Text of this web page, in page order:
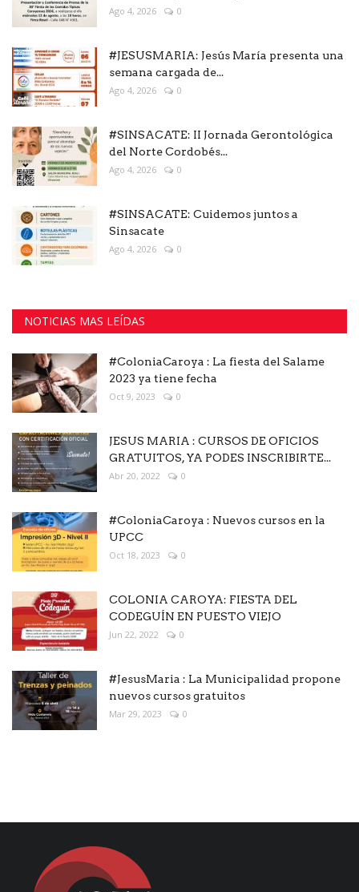
Ago 4, 2026 0
#JESUSMARIA: Jesús María presenta una
semana cargada de...
Ago 4, 2026 0
#SINSACATE: II Jornada Gerontológica
del Norte Cordobés...
Ago 4, 2026 0
#SINSACATE: Cuidemos juntos a
Sinsacate
Ago 4, 2026 0
NOTICIAS MAS LEÍDAS
#ColoniaCaroya : La fiesta del Salame
2023 ya tiene fecha
Oct 9, 2023 0
JESUS MARIA : CURSOS DE OFICIOS
GRATUITOS, YA PODES INSCRIBIRTE...
Abr 20, 2022 0
#ColoniaCaroya : Nuevos cursos en la
UPCC
Oct 18, 2023 0
COLONIA CAROYA: FIESTA DEL
CODEGUÍN EN PUESTO VIEJO
Jun 22, 2022 0
#JesusMaria : La Municipalidad propone
nuevos cursos gratuitos
Mar 29, 2023 0